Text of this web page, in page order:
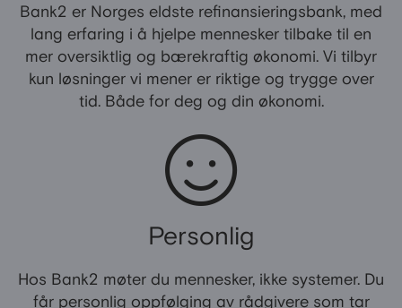
Bank2 er Norges eldste refinansieringsbank, med
lang erfaring i å hjelpe mennesker tilbake til en
mer oversiktlig og bærekraftig økonomi. Vi tilbyr
kun løsninger vi mener er riktige og trygge over
tid. Både for deg og din økonomi.
Personlig
Hos Bank2 møter du mennesker, ikke systemer. Du
får personlig oppfølging av rådgivere som tar